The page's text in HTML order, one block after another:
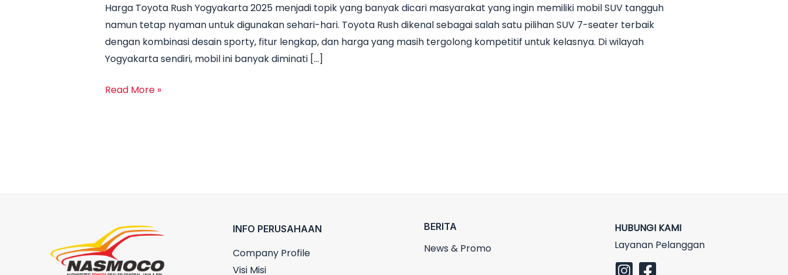
Harga Toyota Rush Yogyakarta 2025 menjadi topik yang banyak dicari masyarakat yang ingin memiliki mobil SUV tangguh
namun tetap nyaman untuk digunakan sehari-hari. Toyota Rush dikenal sebagai salah satu pilihan SUV 7-seater terbaik
dengan kombinasi desain sporty, fitur lengkap, dan harga yang masih tergolong kompetitif untuk kelasnya. Di wilayah
Yogyakarta sendiri, mobil ini banyak diminati […]
Toyota
Rush
Yogyakarta
2025
Semua
Read More »
INFO PERUSAHAAN
Company Profile
Visi Misi
BERITA
News & Promo
HUBUNGI KAMI
Layanan Pelanggan